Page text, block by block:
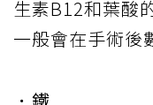
生素B12和葉酸
一般會在手術後
．鐵